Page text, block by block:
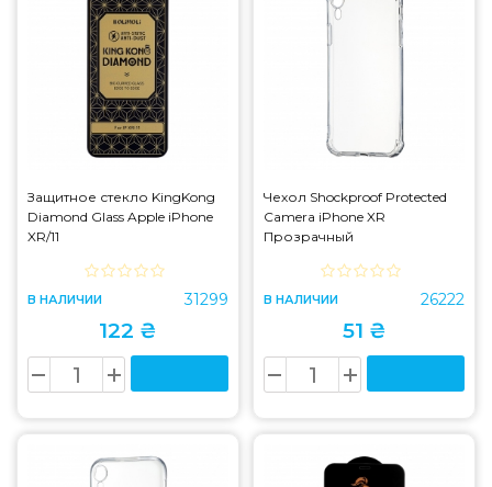
Защитное стекло KingKong
Diamond Glass Apple iPhone
XR/11
В НАЛИЧИИ 31299
122 ₴
Чехол Shockproof Protected
Camera iPhone XR
Прозрачный
В НАЛИЧИИ 26222
51 ₴